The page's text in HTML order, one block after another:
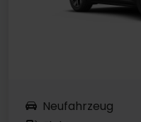
Neufahrzeug